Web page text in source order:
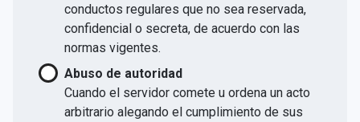
conductos regulares que no sea reservada,
confidencial o secreta, de acuerdo con las
normas vigentes.
Abuso de autoridad
Cuando el servidor comete u ordena un acto
arbitrario alegando el cumplimiento de sus